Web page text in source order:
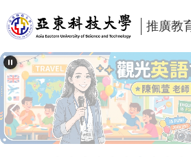
到
主
要
內
容
區
推廣教